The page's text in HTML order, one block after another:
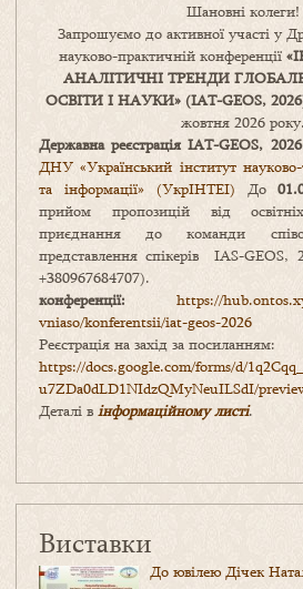
Шановні колеги!
Запрошуємо до активної участі у
науково-практичній конференції «
АНАЛІТИЧНІ ТРЕНДИ
ОСВІТИ І НАУКИ» (IAT-GEOS,
жовтня 2026 року.
Державна реєстрація IAT-GEOS, 2026
ДНУ «Український інститут науково-
та інформації» (УкрІНТЕІ) До
прийом пропозицій від
приєднання до команди
представлення спікерів IAS-GEOS,
конференції: https://
vniaso/konferentsii/iat-geos-2026
Реєстрація на захід за посиланням:
https://docs.google.com/forms/d/
u7ZDa0dLD1NIdzQMyNeuILSdI/
Деталі в інформаційному листі.
Виставки
До ювілею Дічек